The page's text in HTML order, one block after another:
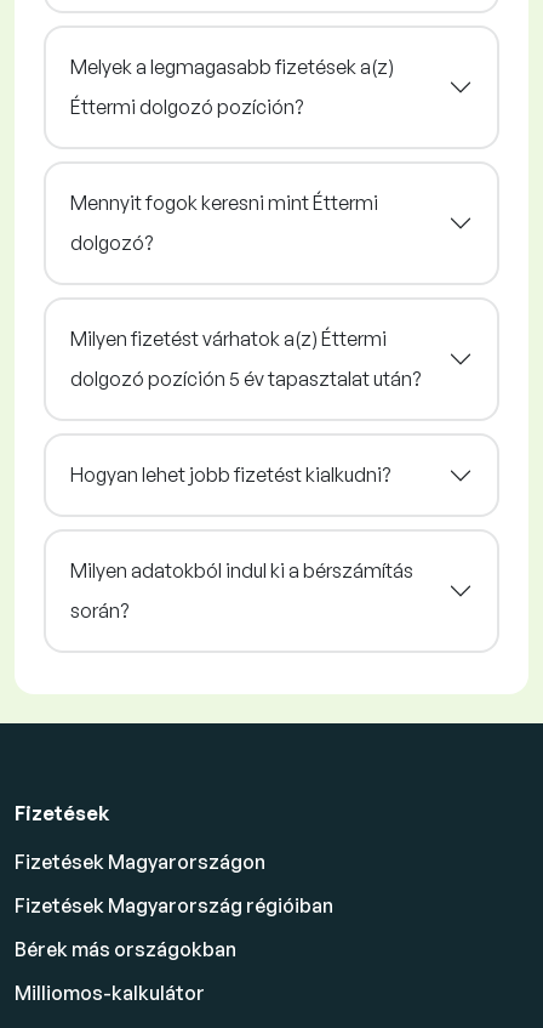
Melyek a legmagasabb fizetések a(z)
Éttermi dolgozó pozíción?
Mennyit fogok keresni mint Éttermi
dolgozó?
Milyen fizetést várhatok a(z) Éttermi
dolgozó pozíción 5 év tapasztalat után?
Hogyan lehet jobb fizetést kialkudni?
Milyen adatokból indul ki a bérszámítás
során?
Fizetések
Fizetések Magyarországon
Fizetések Magyarország régióiban
Bérek más országokban
Milliomos-kalkulátor